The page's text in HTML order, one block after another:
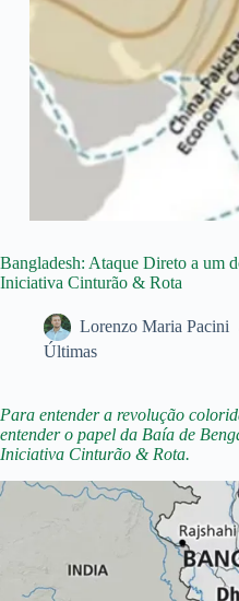
Bangladesh: Ataque Direto a um
Iniciativa Cinturão & Rota
Lorenzo Maria Pacini
Últimas
Para entender a revolução
entender o papel da Baía de
Iniciativa Cinturão & Rota.